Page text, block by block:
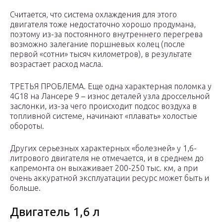
Считается, что система охлаждения для этого
двигателя тоже недостаточно хорошо продумана,
поэтому из-за постоянного внутреннего перегрева
возможно залегание поршневых колец (после
первой «сотни» тысяч километров), в результате
возрастает расход масла.
ТРЕТЬЯ ПРОБЛЕМА. Еще одна характерная поломка у
4G18 на Лансере 9 – износ деталей узла дроссельной
заслонки, из-за чего происходит подсос воздуха в
топливной системе, начинают «плавать» холостые
обороты.
Других серьезных характерных «болезней» у 1,6-
литрового двигателя не отмечается, и в среднем до
капремонта он выхаживает 200-250 тыс. км, а при
очень аккуратной эксплуатации ресурс может быть и
больше.
Двигатель 1,6 л